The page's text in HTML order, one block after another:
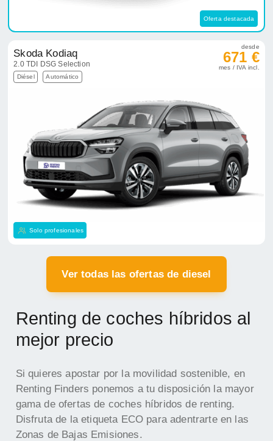
Oferta destacada
Skoda Kodiaq
2.0 TDI DSG Selection
Diésel Automático
desde
671 €
mes / IVA incl.
Solo profesionales
Ver todas las ofertas de diesel
Renting de coches híbridos al
mejor precio
Si quieres apostar por la movilidad sostenible, en
Renting Finders ponemos a tu disposición la mayor
gama de ofertas de coches híbridos de renting.
Disfruta de la etiqueta ECO para adentrarte en las
Zonas de Bajas Emisiones.